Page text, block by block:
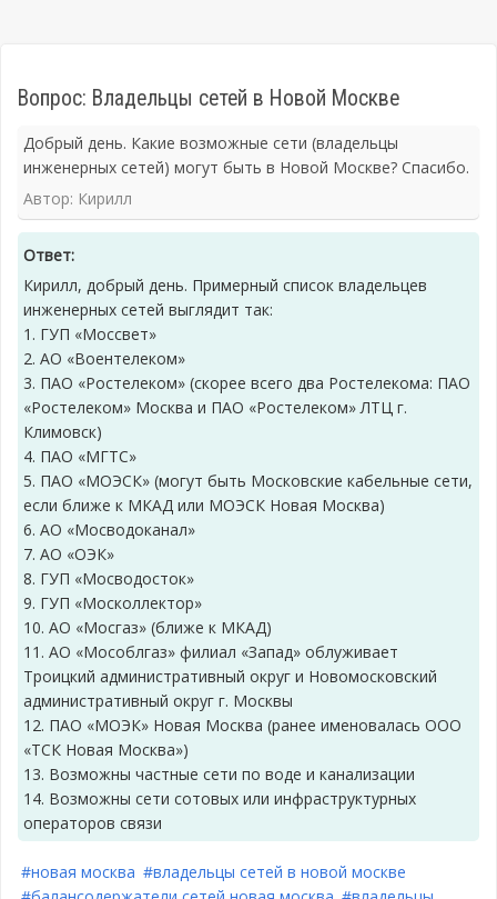
Вопрос: Владельцы сетей в Новой Москве
Добрый день. Какие возможные сети (владельцы
инженерных сетей) могут быть в Новой Москве? Спасибо.
Автор: Кирилл
Ответ:
Кирилл, добрый день. Примерный список владельцев
инженерных сетей выглядит так:
1. ГУП «Моссвет»
2. АО «Воентелеком»
3. ПАО «Ростелеком» (скорее всего два Ростелекома: ПАО
«Ростелеком» Москва и ПАО «Ростелеком» ЛТЦ г.
Климовск)
4. ПАО «МГТС»
5. ПАО «МОЭСК» (могут быть Московские кабельные сети,
если ближе к МКАД или МОЭСК Новая Москва)
6. АО «Мосводоканал»
7. АО «ОЭК»
8. ГУП «Мосводосток»
9. ГУП «Москоллектор»
10. АО «Мосгаз» (ближе к МКАД)
11. АО «Мособлгаз» филиал «Запад» облуживает
Троицкий административный округ и Новомосковский
административный округ г. Москвы
12. ПАО «МОЭК» Новая Москва (ранее именовалась ООО
«ТСК Новая Москва»)
13. Возможны частные сети по воде и канализации
14. Возможны сети сотовых или инфраструктурных
операторов связи
#новая москва #владельцы сетей в новой москве